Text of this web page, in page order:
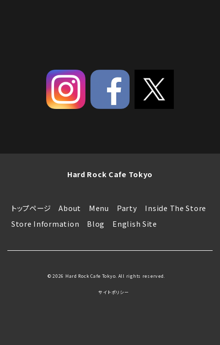
Hard Rock Cafe Tokyo
トップページ About Menu Party
Inside The Store
Store Information
Blog English Site
© 2026 Hard Rock Cafe Tokyo. All rights reserved.
サイトポリシー